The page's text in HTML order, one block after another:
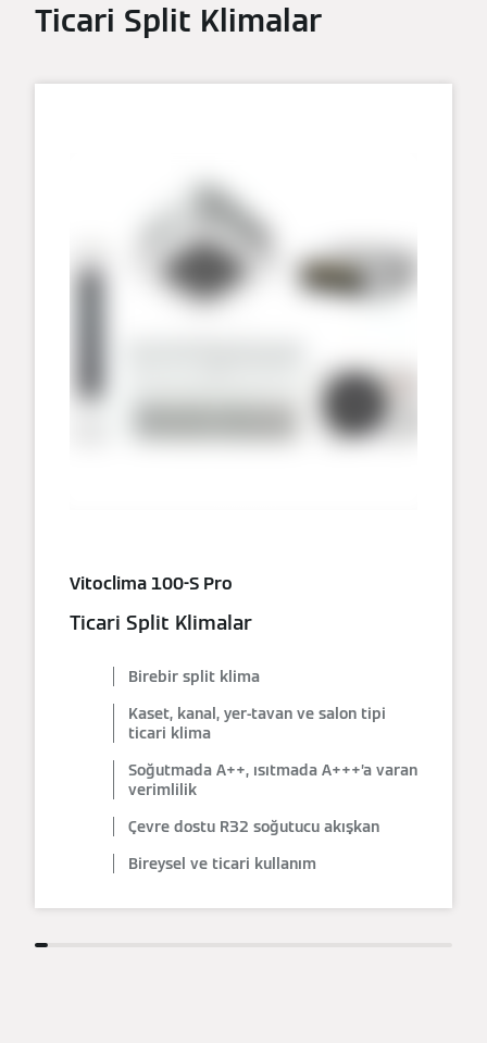
Ticari Split Klimalar
Vitoclima 100-S Pro
Ticari Split Klimalar
Birebir split klima
Kaset, kanal, yer-tavan ve salon tipi
ticari klima
Soğutmada A++, ısıtmada A+++’a varan
verimlilik
Çevre dostu R32 soğutucu akışkan
Bireysel ve ticari kullanım